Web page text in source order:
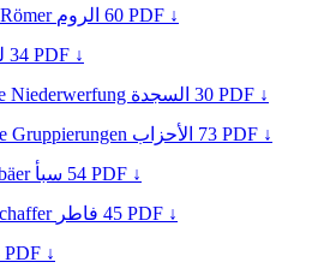
الروم 60 PDF ↓
34 PDF ↓
Niederwerfung السجدة 30 PDF ↓
Gruppierungen الأحزاب 73 PDF ↓
سبأ 54 PDF ↓
فاطر 45 PDF ↓
PDF ↓